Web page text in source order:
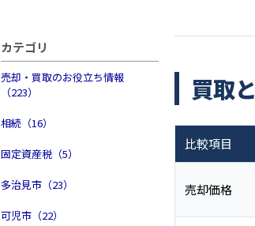
カテゴリ
売却・買取のお役立ち情報
（223）
相続（16）
固定資産税（5）
多治見市（23）
可児市（22）
買取
比較項目
売却価格